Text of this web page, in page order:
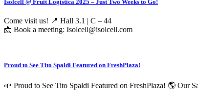
Isolcell @ Fruit Logistica 2025 – Just Two Weeks to Go!
Come visit us! 📍 Hall 3.1 | C – 44
📩 Book a meeting: Isolcell@isolcell.com
Proud to See Tito Spaldi Featured on FreshPlaza!
🌱 Proud to See Tito Spaldi Featured on FreshPlaza! 🌎 Our